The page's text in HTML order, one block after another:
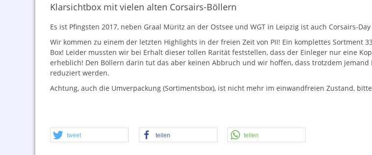
Klarsichtbox mit vielen alten Corsairs-Böllern
Es ist Pfingsten 2017, neben Graal Müritz an der Ostsee und WGT in Leipzig ist auch Corsairs-
Wir kommen zu einem der letzten Highlights in der freien Zeit von PII! Ein komplettes Sortment
Box! Leider mussten wir bei Erhalt dieser tollen Rarität feststellen, dass der Einleger nur eine
erheblich! Den Böllern darin tut das aber keinen Abbruch und wir hoffen, dass trotzdem
reduziert werden.
Achtung, auch die Umverpackung (Sortimentsbox), ist nicht mehr im einwandfreien Zustand,
tweet teilen teilen